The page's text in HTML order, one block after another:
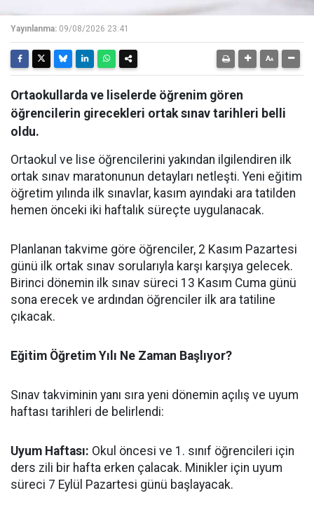
Yayınlanma: 09/08/2026 23:41
Ortaokullarda ve liselerde öğrenim gören
öğrencilerin girecekleri ortak sınav tarihleri belli
oldu.
Ortaokul ve lise öğrencilerini yakından ilgilendiren ilk
ortak sınav maratonunun detayları netleşti. Yeni eğitim
öğretim yılında ilk sınavlar, kasım ayındaki ara tatilden
hemen önceki iki haftalık süreçte uygulanacak.
​Planlanan takvime göre öğrenciler, 2 Kasım Pazartesi
günü ilk ortak sınav sorularıyla karşı karşıya gelecek.
Birinci dönemin ilk sınav süreci 13 Kasım Cuma günü
sona erecek ve ardından öğrenciler ilk ara tatiline
çıkacak.
​Eğitim Öğretim Yılı Ne Zaman Başlıyor?
​Sınav takviminin yanı sıra yeni dönemin açılış ve uyum
haftası tarihleri de belirlendi:
​Uyum Haftası: Okul öncesi ve 1. sınıf öğrencileri için
ders zili bir hafta erken çalacak. Minikler için uyum
süreci 7 Eylül Pazartesi günü başlayacak.